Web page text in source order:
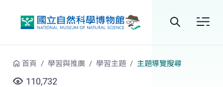
站
首頁 學習與推廣 學習主題 主題導覽搜尋
110,732